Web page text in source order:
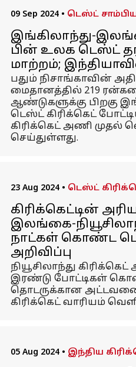
09 Sep 2024 • டெஸ்ட்
இங்கிலாந்து-
பின் உலக டெஸ்ட்
மாற்றம்;
பதும் நிசாங்காவின்
மைதானத்தில் 219
ஆண்டுகளுக்கு பிறகு
டெஸ்ட் கிரிக்கெட்
கிரிக்கெட் அணி முதல்
செய்துள்ளது.
23 Aug 2024 • டெஸ்ட்
கிரிக்கெட்டின்
இலங்கை-
நாட்கள் கொண்ட
அறிவிப்பு
நியூசிலாந்து
இரண்டு போட்டிகள்
தொடருக்கான
கிரிக்கெட் வாரியம்
05 Aug 2024 • இந்திய